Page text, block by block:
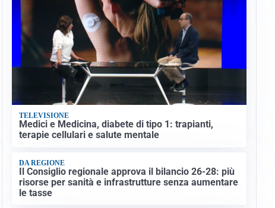
TELEVISIONE
Medici e Medicina, diabete di tipo 1: trapianti,
terapie cellulari e salute mentale
DA REGIONE
Il Consiglio regionale approva il bilancio 26-28: più
risorse per sanità e infrastrutture senza aumentare
le tasse